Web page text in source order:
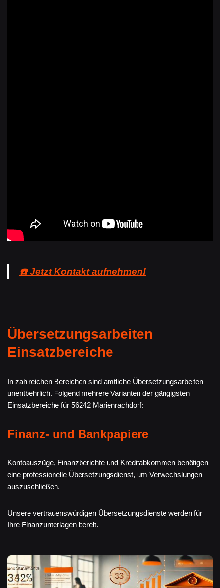
☎️ Jetzt Kontakt aufnehmen!
Übersetzungsarbeiten
Einsatzbereiche
In zahlreichen Bereichen sind amtliche Übersetzungsarbeiten
unentbehrlich. Folgend mehrere Varianten der gängigsten
Einsatzbereiche für 56242 Marienrachdorf:
Finanz- und Bankpapiere
Kontoauszüge, Finanzberichte und Kreditabkommen benötigen
eine professionelle Übersetzungsdienst, um Verwechslungen
auszuschließen.
Unsere vertrauenswürdigen Übersetzungsdienste werden für
Ihre Finanzunterlagen bereit.